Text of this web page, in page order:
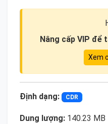
Nâng cấp VIP để
Xem
Định dạng: CDR
Dung lượng: 140.23 MB